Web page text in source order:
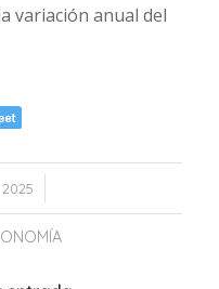
variación anual del